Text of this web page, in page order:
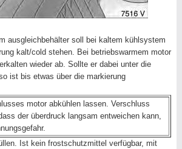
ausgleichbehälter soll bei kaltem kühlsystem
kalt/cold stehen. Bei betriebswarmem motor
wieder ab. Sollte er dabei unter die
ist bis etwas über die markierung
motor abkühlen lassen. Verschluss
der überdruck langsam entweichen kann,
Ist kein frostschutzmittel verfügbar, mit